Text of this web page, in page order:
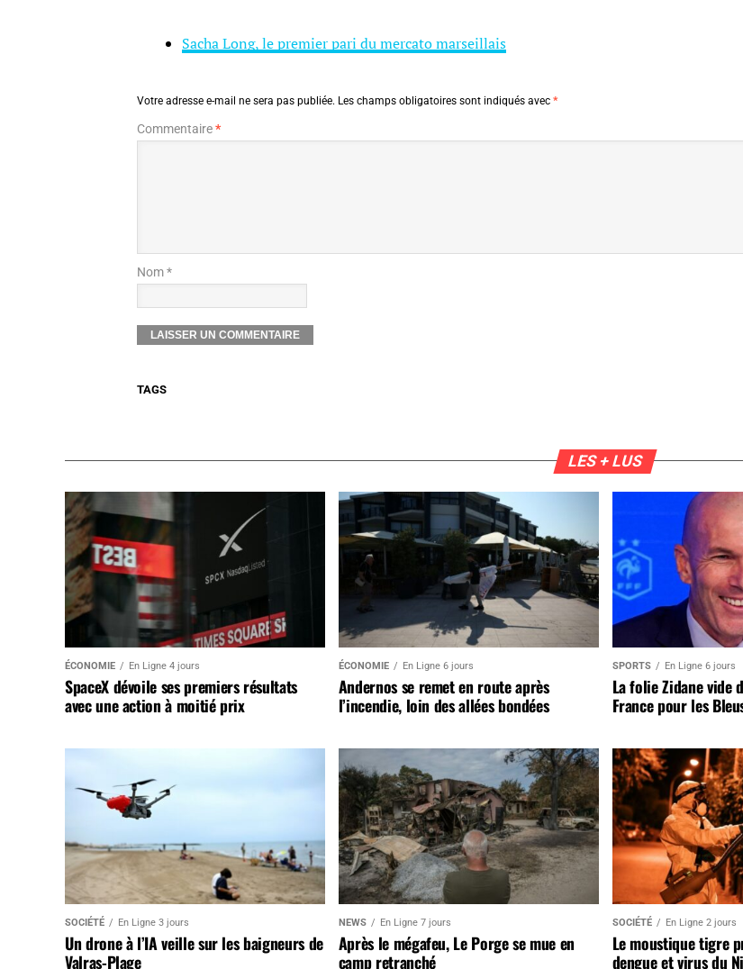
Sacha Long, le premier pari du mercato marseillais
Votre adresse e-mail ne sera pas publiée. Les champs obligatoires sont indiqués avec *
Commentaire*
Nom *
TAGS
LES + LUS
ÉCONOMIE En Ligne 4 jours
SpaceX dévoile ses premiers résultats
avec une action à moitié prix
ÉCONOMIE En Ligne 6 jours
Andernos se remet en route après
l’incendie, loin des allées bondées
SPORTS En Ligne 6 jours
La folie Zidane vide
France pour les
SOCIÉTÉ En Ligne 3 jours
Un drone à l’IA veille sur les baigneurs de
Valras-Plage
NEWS En Ligne 7 jours
Après le mégafeu, Le Porge se mue en
camp retranché
SOCIÉTÉ En Ligne 2 jours
Le moustique tigre
dengue et virus du